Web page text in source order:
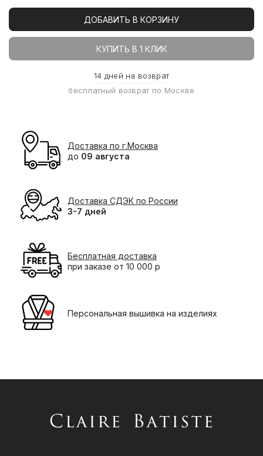
ДОБАВИТЬ В КОРЗИНУ
КУПИТЬ В 1 КЛИК
14 дней на возврат
бесплатный возврат по Москве
Доставка по г.Москва
до 09 августа
Доставка СДЭК по России
3-7 дней
Бесплатная доставка
при заказе от 10 000 р
Персональная вышивка на изделиях